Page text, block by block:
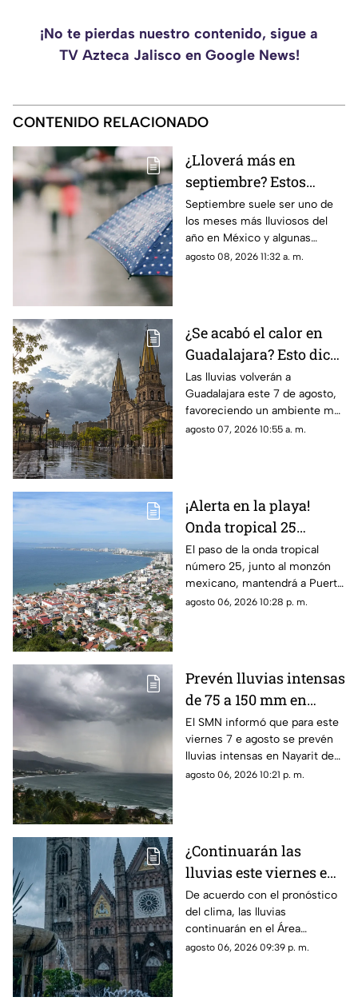
¡No te pierdas nuestro contenido, sigue a
TV Azteca Jalisco en Google News!
CONTENIDO RELACIONADO
¿Lloverá más en
septiembre? Estos
estados de México
podrían recibir más
lluvias
Septiembre suele ser uno de
los meses más lluviosos del
año en México y algunas
regiones del país concentran
agosto 08, 2026 11:32 a. m.
¿Se acabó el calor en
Guadalajara? Esto dice
el pronóstico para este
7 de agosto
Las lluvias volverán a
Guadalajara este 7 de agosto,
favoreciendo un ambiente más
fresco, aunque el calor
agosto 07, 2026 10:55 a. m.
¡Alerta en la playa!
Onda tropical 25
desatará lluvias
intensas y tormentas
en Puerto Vallarta
El paso de la onda tropical
número 25, junto al monzón
mexicano, mantendrá a Puerto
Vallarta bajo un temporal de
agosto 06, 2026 10:28 p. m.
Prevén lluvias intensas
de 75 a 150 mm en
Nayarit este viernes 7
de agosto
El SMN informó que para este
viernes 7 e agosto se prevén
lluvias intensas en Nayarit de
75 a 150 mm
agosto 06, 2026 10:21 p. m.
¿Continuarán las
lluvias este viernes en
Guadalajara? Este es el
pronóstico del clima
hoy 7 de agosto
De acuerdo con el pronóstico
del clima, las lluvias
continuarán en el Área
Metropolitana de Guadalajara
agosto 06, 2026 09:39 p. m.